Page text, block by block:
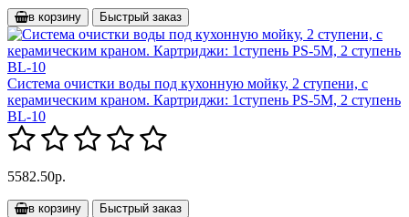
в корзину Быстрый заказ
Система очистки воды под кухонную мойку, 2 ступени, с
керамическим краном. Картриджи: 1ступень PS-5M, 2 ступень
BL-10
5582.50р.
в корзину Быстрый заказ